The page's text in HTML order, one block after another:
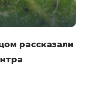
рассказали